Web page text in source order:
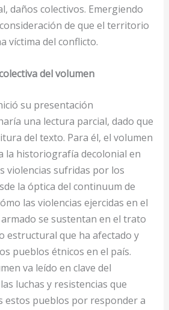
daños colectivos. Emergiendo
de que el territorio
víctima del conflicto.
del volumen
su presentación
una lectura parcial, dado que
del texto. Para él, el volumen
la historiografía decolonial en
violencias sufridas por los
la óptica del continuum de
las violencias ejercidas en el
se sustentan en el trato
estructural que ha afectado y
pueblos étnicos en el país.
va leído en clave del
luchas y resistencias que
estos pueblos por responder a